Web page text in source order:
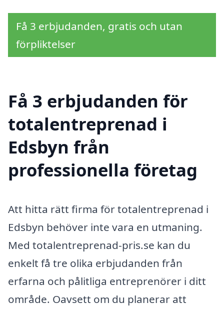
Få 3 erbjudanden, gratis och utan
förpliktelser
Få 3 erbjudanden för
totalentreprenad i
Edsbyn från
professionella företag
Att hitta rätt firma för totalentreprenad i
Edsbyn behöver inte vara en utmaning.
Med totalentreprenad-pris.se kan du
enkelt få tre olika erbjudanden från
erfarna och pålitliga entreprenörer i ditt
område. Oavsett om du planerar att